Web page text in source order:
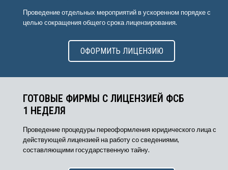
Проведение отдельных мероприятий в ускоренном порядке с
целью сокращения общего срока лицензирования.
ОФОРМИТЬ ЛИЦЕНЗИЮ
ГОТОВЫЕ ФИРМЫ С ЛИЦЕНЗИЕЙ ФСБ
1 НЕДЕЛЯ
Проведение процедуры переоформления юридического лица с
действующей лицензией на работу со сведениями,
составляющими государственную тайну.